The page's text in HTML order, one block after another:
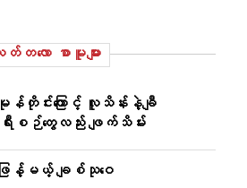
တ‌လော စာမူများ
တိုင်းကြောင့် လူသိန်းနဲ့ချီ
ရီးစဉ်တွေလည်း ဖျက်သိမ်း
ဖြန့်မယ့် ချစ်သုဝေ